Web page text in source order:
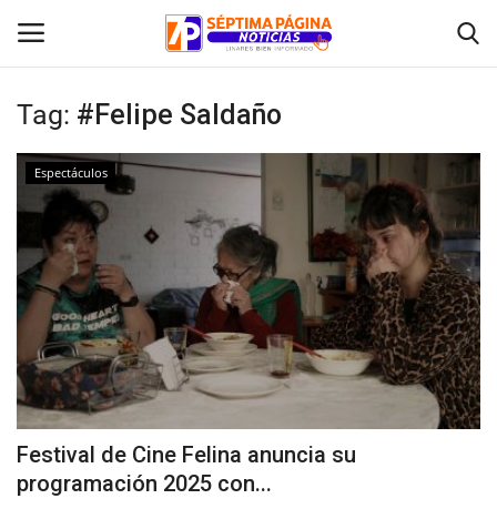
Inicio
Crónica
Policial
Tribunales
Deporte
Política
Espectáculos
Tag: #Felipe Saldaño
Espectáculos
Festival de Cine Felina anuncia su
programación 2025 con...